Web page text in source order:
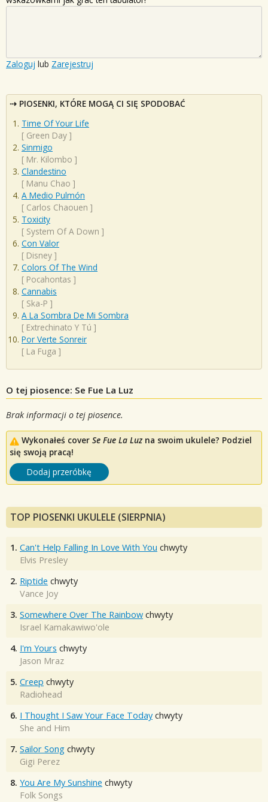
Zaloguj lub Zarejestruj
PIOSENKI, KTÓRE MOGĄ CI SIĘ SPODOBAĆ
Time Of Your Life
[ Green Day ]
Sinmigo
[ Mr. Kilombo ]
Clandestino
[ Manu Chao ]
A Medio Pulmón
[ Carlos Chaouen ]
Toxicity
[ System Of A Down ]
Con Valor
[ Disney ]
Colors Of The Wind
[ Pocahontas ]
Cannabis
[ Ska-P ]
A La Sombra De Mi Sombra
[ Extrechinato Y Tú ]
Por Verte Sonreir
[ La Fuga ]
O tej piosence: Se Fue La Luz
Brak informacji o tej piosence.
Wykonałeś cover Se Fue La Luzna swoim ukulele? Podziel
się swoją pracą!
Dodaj przeróbkę
TOP PIOSENKI UKULELE (SIERPNIA)
1. Can't Help Falling In Love With You chwyty
Elvis Presley
2. Riptide chwyty
Vance Joy
3. Somewhere Over The Rainbow chwyty
Israel Kamakawiwo'ole
4. I'm Yours chwyty
Jason Mraz
5. Creep chwyty
Radiohead
6. I Thought I Saw Your Face Today chwyty
She and Him
7. Sailor Song chwyty
Gigi Perez
8. You Are My Sunshine chwyty
Folk Songs